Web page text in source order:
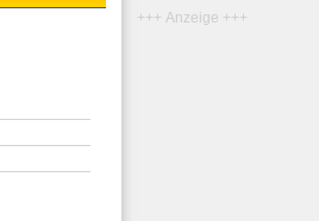
+++ Anzeige +++